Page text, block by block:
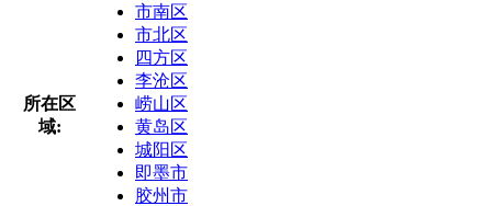
所在区
域:
市南区
市北区
四方区
李沧区
崂山区
黄岛区
城阳区
即墨市
胶州市